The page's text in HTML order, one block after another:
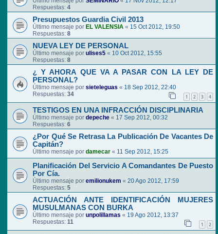
Respuestas: 4
Presupuestos Guardia Civil 2013
Último mensaje por EL VALENSIA « 15 Oct 2012, 19:50
Respuestas: 8
NUEVA LEY DE PERSONAL
Último mensaje por ulises5 « 10 Oct 2012, 15:55
Respuestas: 8
¿ Y AHORA QUE VA A PASAR CON LA LEY DE
PERSONAL?
Último mensaje por sieteleguas « 18 Sep 2012, 22:40
Respuestas: 34 1 2 3 4
TESTIGOS EN UNA INFRACCIÓN DISCIPLINARIA
Último mensaje por depeche « 17 Sep 2012, 00:32
Respuestas: 6
¿Por Qué Se Retrasa La Publicación De Vacantes De
Capitán?
Último mensaje por damecar « 11 Sep 2012, 15:25
Planificación Del Servicio A Comandantes De Puesto
Por Cía.
Último mensaje por emilionukem « 20 Ago 2012, 17:59
Respuestas: 5
ACTUACIÓN ANTE IDENTIFICACIÓN MUJERES
MUSULMANAS CON BURKA
Último mensaje por unpolillamas « 19 Ago 2012, 13:37
Respuestas: 11 1 2